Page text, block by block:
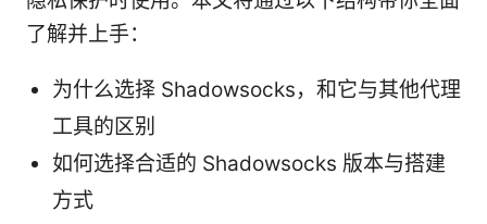
了解并上手：
为什么选择 Shadowsocks，和它与其他代理
工具的区别
如何选择合适的 Shadowsocks 版本与搭建
方式